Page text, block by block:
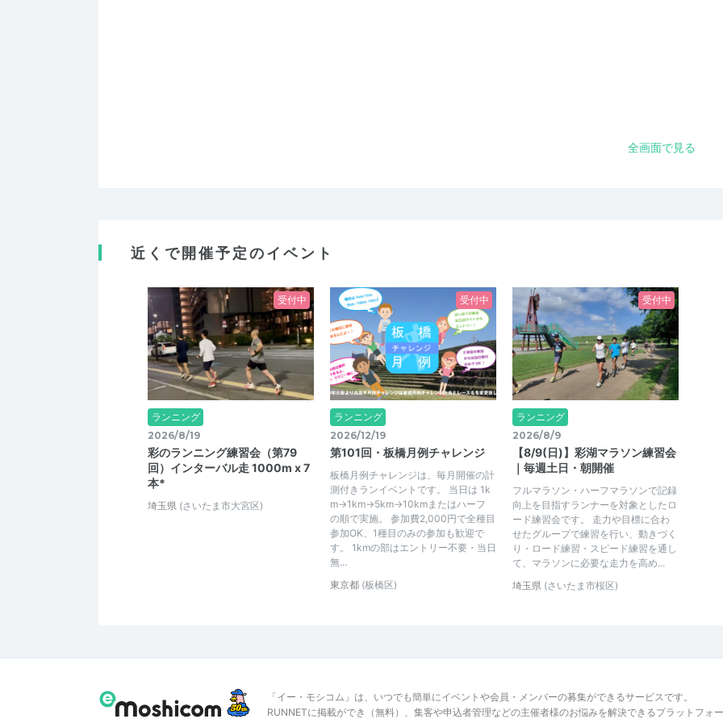
全画面で見る
近くで開催予定のイベント
受付中
ランニング
2026/8/19
彩のランニング練習会（第79
回）インターバル走 1000m x 7
本*
埼玉県 (さいたま市大宮区)
受付中
ランニング
2026/12/19
第101回・板橋月例チャレンジ
板橋月例チャレンジは、毎月開催の計
測付きランイベントです。 当日は 1k
m→1km→5km→10kmまたはハーフ
の順で実施。 参加費2,000円で全種目
参加OK、1種目のみの参加も歓迎で
す。 1kmの部はエントリー不要・当日
無...
東京都 (板橋区)
受付中
ランニング
2026/8/9
【8/9(日)】彩湖マラソン練習会
｜毎週土日・朝開催
フルマラソン・ハーフマラソンで記録
向上を目指すランナーを対象としたロ
ード練習会です。 走力や目標に合わ
せたグループで練習を行い、動きづく
り・ロード練習・スピード練習を通し
て、マラソンに必要な走力を高め...
埼玉県 (さいたま市桜区)
「イー・モシコム」は、いつでも簡単にイベントや会員・メンバーの募集ができるサービスです。
RUNNETに掲載ができ（無料）、集客や申込者管理などの主催者様のお悩みを解決できるプラットフォー